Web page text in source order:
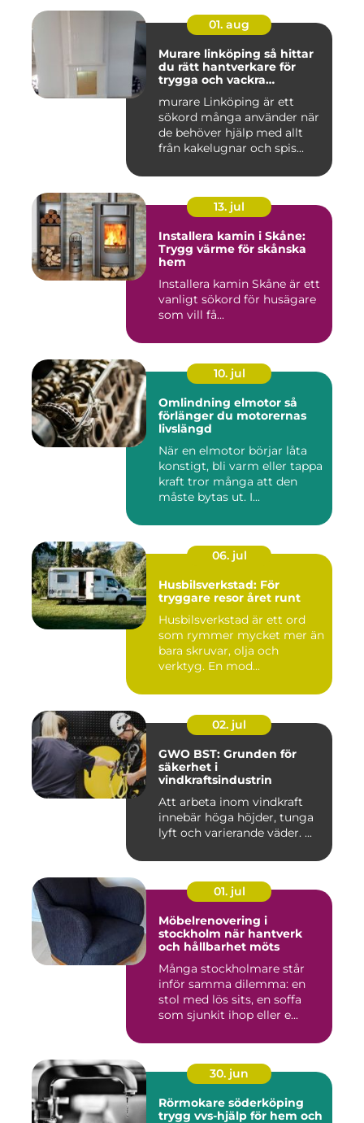
01. aug
Murare linköping så hittar
du rätt hantverkare för
trygga och vackra
murare Linköping är ett
sökord många använder när
de behöver hjälp med allt
från kakelugnar och spis...
13. jul
Installera kamin i Skåne:
Trygg värme för skånska
hem
Installera kamin Skåne är ett
vanligt sökord för husägare
som vill få...
10. jul
Omlindning elmotor så
förlänger du motorernas
livslängd
När en elmotor börjar låta
konstigt, bli varm eller tappa
kraft tror många att den
måste bytas ut. I...
06. jul
Husbilsverkstad: För
tryggare resor året runt
Husbilsverkstad är ett ord
som rymmer mycket mer än
bara skruvar, olja och
verktyg. En mod...
02. jul
GWO BST: Grunden för
säkerhet i
vindkraftsindustrin
Att arbeta inom vindkraft
innebär höga höjder, tunga
lyft och varierande väder. ...
01. jul
Möbelrenovering i
stockholm när hantverk
och hållbarhet möts
Många stockholmare står
inför samma dilemma: en
stol med lös sits, en soffa
som sjunkit ihop eller e...
30. jun
Rörmokare söderköping
trygg vvs-hjälp för hem och